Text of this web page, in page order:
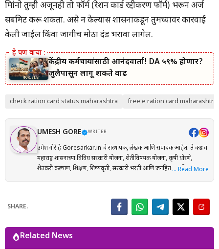
मित्रांनो तुम्ही अजूनही तो फॉर्म (रेशन कार्ड रद्दीकरण फॉर्म) भरून अर्ज
सबमिट करू शकता. असे न केल्यास शासनाकडून तुमच्यावर कारवाई
केली जाईल किंवा जागीच मोठा दंड भरावा लागेल.
केंद्रीय कर्मचाऱ्यांसाठी आनंदवार्ता! DA ५९% होणार?
जुलैपासून लागू शकते वाढ
check ration card status maharashtra free e ration card maharashtra
UMESH GORE WRITER
उमेश गोरे हे Goresarkar.in चे संस्थापक, लेखक आणि संपादक आहेत. ते केंद्र व
महाराष्ट्र शासनाच्या विविध सरकारी योजना, शेतीविषयक योजना, कृषी धोरणे,
शेतकरी कल्याण, शिक्षण, शिष्यवृत्ती, सरकारी भरती आणि जनहिताच्या विषयांवर
आणि संबंधित अधिकृत स्रोतांचा संदर्भ घेऊन माहितीची पडताळणी केली जाते.
वाचकांना अर्ज प्रक्रिया, पात्रता, आवश्यक कागदपत्रे, लाभ, अंतिम मुदत आणि
भर असतो. Goresarkar.in चा उद्देश महाराष्ट्रातील शेतकरी, विद्यार्थी, महिला,
युवक आणि सर्वसामान्य नागरिकांपर्यंत विश्वासार्ह, अद्ययावत आणि उपयुक्त माहिती
… Read More
SHARE.
Related News